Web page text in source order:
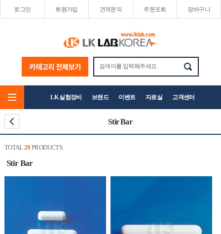
로그인 회원가입 견적문의 주문조회 장바구니
LK 실험장비 브랜드 이벤트 자료실 고객센터
Stir Bar
TOTAL29 PRODUCTS.
Stir Bar